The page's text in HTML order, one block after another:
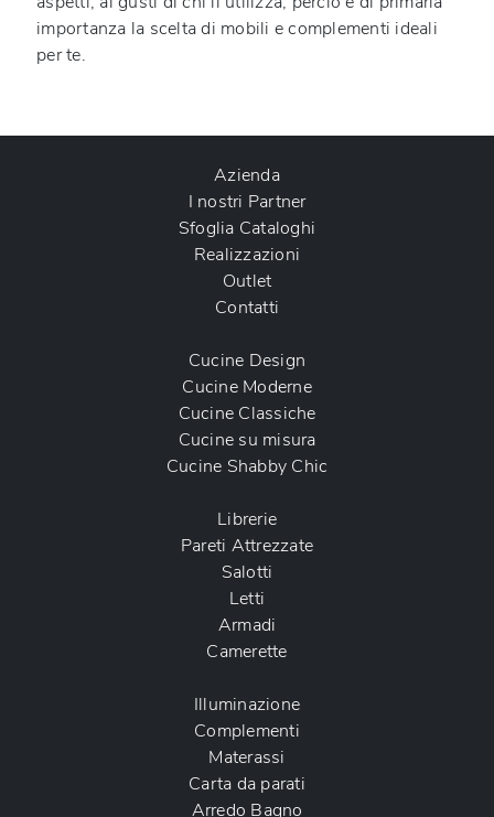
importanza la scelta di mobili e complementi ideali
per te.
Azienda
I nostri Partner
Sfoglia Cataloghi
Realizzazioni
Outlet
Contatti
Cucine Design
Cucine Moderne
Cucine Classiche
Cucine su misura
Cucine Shabby Chic
Librerie
Pareti Attrezzate
Salotti
Letti
Armadi
Camerette
Illuminazione
Complementi
Materassi
Carta da parati
Arredo Bagno